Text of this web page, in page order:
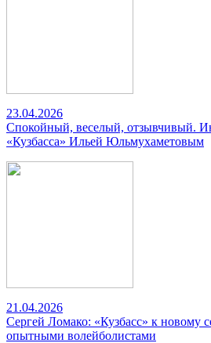
23.04.2026
Спокойный, веселый, отзывчивый.
«Кузбасса» Ильей Юльмухаметовым
21.04.2026
Сергей Ломако: «Кузбасс» к новому
опытными волейболистами